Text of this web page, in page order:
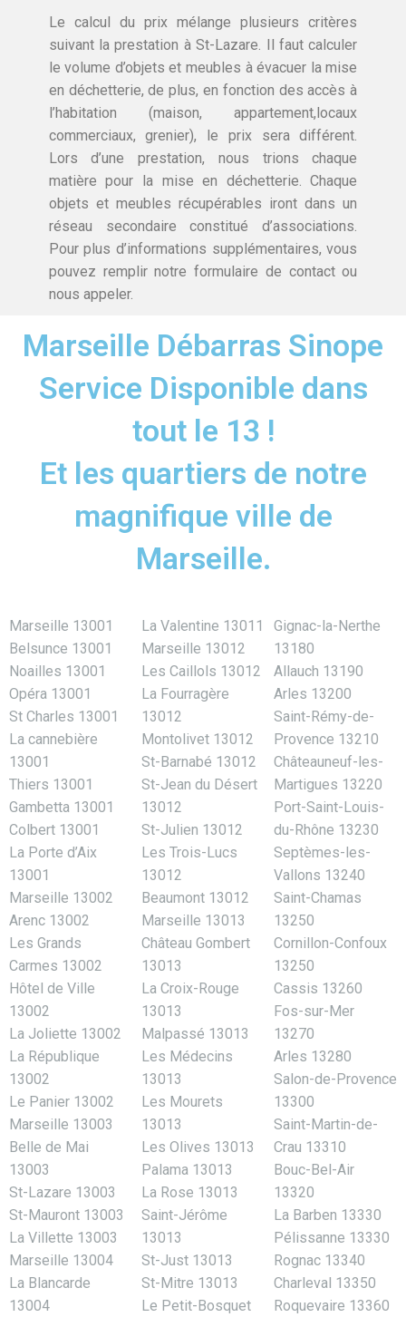
Le calcul du prix mélange plusieurs critères
suivant la prestation à St-Lazare. Il faut calculer
le volume d’objets et meubles à évacuer la mise
en déchetterie, de plus, en fonction des accès à
l’habitation (maison, appartement,locaux
commerciaux, grenier), le prix sera différent.
Lors d’une prestation, nous trions chaque
matière pour la mise en déchetterie. Chaque
objets et meubles récupérables iront dans un
réseau secondaire constitué d’associations.
Pour plus d’informations supplémentaires, vous
pouvez remplir notre formulaire de contact ou
nous appeler.
Marseille Débarras Sinope
Service Disponible dans
tout le 13 !
Et les quartiers de notre
magnifique ville de
Marseille.
Marseille 13001
Belsunce 13001
Noailles 13001
Opéra 13001
St Charles 13001
La cannebière
13001
Thiers 13001
Gambetta 13001
Colbert 13001
La Porte d’Aix
13001
Marseille 13002
Arenc 13002
Les Grands
Carmes 13002
Hôtel de Ville
13002
La Joliette 13002
La République
13002
Le Panier 13002
Marseille 13003
Belle de Mai
13003
St-Lazare 13003
St-Mauront 13003
La Villette 13003
Marseille 13004
La Blancarde
13004
La Valentine 13011
Marseille 13012
Les Caillols 13012
La Fourragère
13012
Montolivet 13012
St-Barnabé 13012
St-Jean du Désert
13012
St-Julien 13012
Les Trois-Lucs
13012
Beaumont 13012
Marseille 13013
Château Gombert
13013
La Croix-Rouge
13013
Malpassé 13013
Les Médecins
13013
Les Mourets
13013
Les Olives 13013
Palama 13013
La Rose 13013
Saint-Jérôme
13013
St-Just 13013
St-Mitre 13013
Le Petit-Bosquet
Gignac-la-Nerthe
13180
Allauch 13190
Arles 13200
Saint-Rémy-de-
Provence 13210
Châteauneuf-les-
Martigues 13220
Port-Saint-Louis-
du-Rhône 13230
Septèmes-les-
Vallons 13240
Saint-Chamas
13250
Cornillon-Confoux
13250
Cassis 13260
Fos-sur-Mer
13270
Arles 13280
Salon-de-Provence
13300
Saint-Martin-de-
Crau 13310
Bouc-Bel-Air
13320
La Barben 13330
Pélissanne 13330
Rognac 13340
Charleval 13350
Roquevaire 13360